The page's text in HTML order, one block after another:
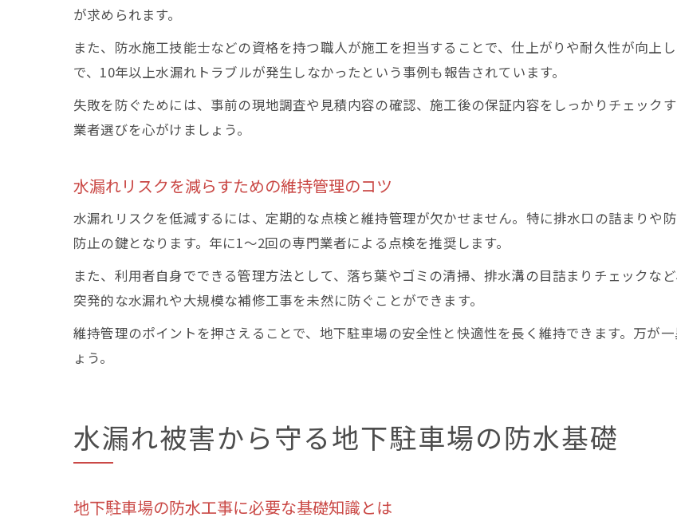
が求められます。
また、防水施工技能士などの資格を持つ職人が施工を担当することで、仕上がりや耐久性が向上
で、10年以上水漏れトラブルが発生しなかったという事例も報告されています。
失敗を防ぐためには、事前の現地調査や見積内容の確認、施工後の保証内容をしっかりチェック
業者選びを心がけましょう。
水漏れリスクを減らすための維持管理のコツ
水漏れリスクを低減するには、定期的な点検と維持管理が欠かせません。特に排水口の詰まりや
防止の鍵となります。年に1〜2回の専門業者による点検を推奨します。
また、利用者自身でできる管理方法として、落ち葉やゴミの清掃、排水溝の目詰まりチェックな
突発的な水漏れや大規模な補修工事を未然に防ぐことができます。
維持管理のポイントを押さえることで、地下駐車場の安全性と快適性を長く維持できます。万が
ょう。
水漏れ被害から守る地下駐車場の防水基礎
地下駐車場の防水工事に必要な基礎知識とは